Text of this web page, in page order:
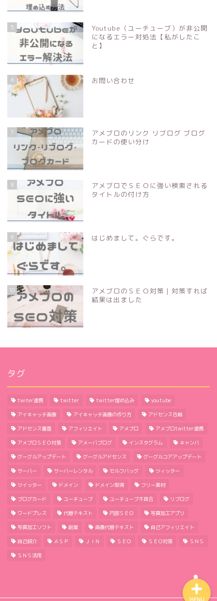
5
Youtube（ユーチューブ）が非公開
になるエラー対処法【私がしたこ
と】
6 お問い合わせ
7
アメブロのリンク リブログ ブログ
カードの使い分け
8
アメブロでＳＥＯに強い検索される
タイトルの付け方
9 はじめまして。ぐらです。
10
アメブロのＳＥＯ対策｜対策すれば
結果は出ました
タグ
twiter連携 twitter twitter埋め込み youtube
アイキャッチ画像 アイキャッチ画像の作り方 アドセンス合格
アドセンス審査 アフィリエイト アメブロ アメブロtwitter連携
アメブロＳＥＯ対策 アメーバブログ インスタグラム キャンバ
グーグルアップデート グーグルアドセンス グーグルコアアップデート
サーバー サーバーレンタル セルフバッグ ツィッター
ツイッター ドメイン ドメイン取得 フリー素材
ブログカード ユーチューブ ユーチューブ不具合 リブログ
ワードプレス 代替テキスト 内部ＳＥＯ 写真加工アプリ
写真加工ソフト 副業 画像代替テキスト 自己アフィリエイト
自己紹介 ＡＳＰ ＪＩＮ ＳＥＯ ＳＥＯ対策 ＳＮＳ
ＳＮＳ活用
わたしのこと
サイトマップ
プライバシーポリシー